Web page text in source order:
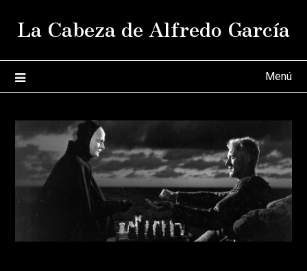
La Cabeza de Alfredo García
Menú